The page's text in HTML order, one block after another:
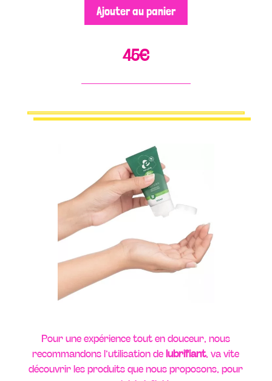
Ajouter au panier
45€
Pour une expérience tout en douceur, nous
recommandons l’utilisation delubrifiant, va vite
découvrir les produits que nous proposons, pour